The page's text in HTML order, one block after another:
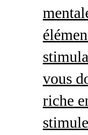
vous
riche